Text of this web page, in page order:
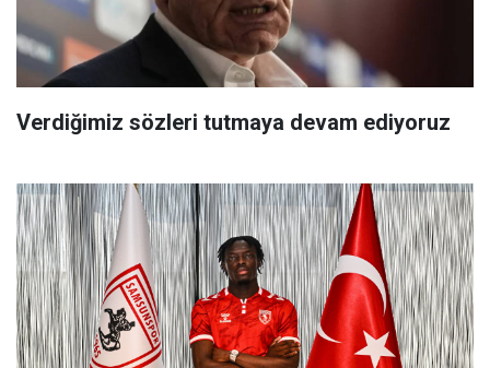
Verdiğimiz sözleri tutmaya devam ediyoruz